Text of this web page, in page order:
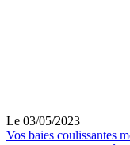
Le 03/05/2023
Vos baies coulissantes